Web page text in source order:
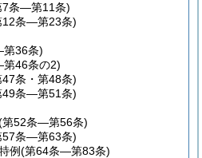
7条―第11条)
12条―第23条)
36条)
46条の2)
47条・第48条)
49条―第51条)
第52条―第56条)
57条―第63条)
例(第64条―第83条)